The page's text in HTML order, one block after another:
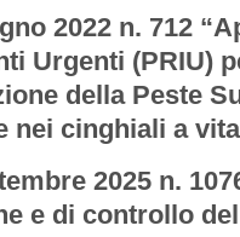
2022 n. 712
Urgenti (PRIU)
della Peste
nei cinghiali a
2025 n.
e di controllo